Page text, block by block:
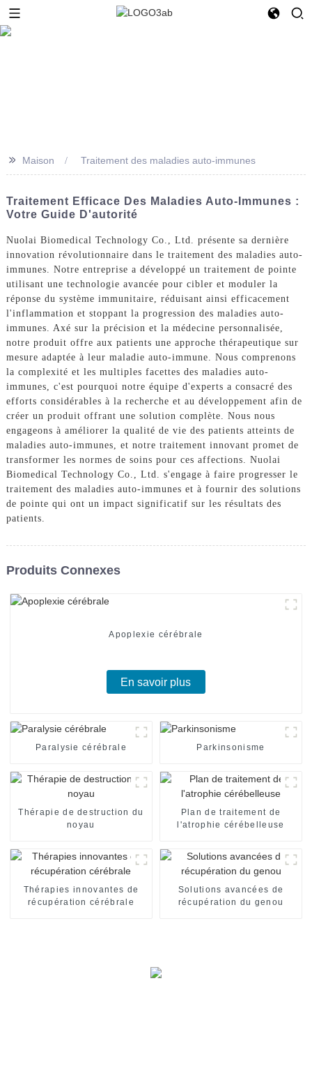
>> Maison Traitement des maladies auto-immunes
Traitement Efficace Des Maladies Auto-Immunes :
Votre Guide D'autorité
Nuolai Biomedical Technology Co., Ltd. présente sa dernière
innovation révolutionnaire dans le traitement des maladies auto-
immunes. Notre entreprise a développé un traitement de pointe
utilisant une technologie avancée pour cibler et moduler la
réponse du système immunitaire, réduisant ainsi efficacement
l'inflammation et stoppant la progression des maladies auto-
immunes. Axé sur la précision et la médecine personnalisée,
notre produit offre aux patients une approche thérapeutique sur
mesure adaptée à leur maladie auto-immune. Nous comprenons
la complexité et les multiples facettes des maladies auto-
immunes, c'est pourquoi notre équipe d'experts a consacré des
efforts considérables à la recherche et au développement afin de
créer un produit offrant une solution complète. Nous nous
engageons à améliorer la qualité de vie des patients atteints de
maladies auto-immunes, et notre traitement innovant promet de
transformer les normes de soins pour ces affections. Nuolai
Biomedical Technology Co., Ltd. s'engage à faire progresser le
traitement des maladies auto-immunes et à fournir des solutions
de pointe qui ont un impact significatif sur les résultats des
patients.
Produits Connexes
Apoplexie cérébrale
En savoir plus
Paralysie cérébrale Parkinsonisme
Thérapie de destruction du
noyau
Plan de traitement de
l'atrophie cérébelleuse
Thérapies innovantes de
récupération cérébrale
Solutions avancées de
récupération du genou